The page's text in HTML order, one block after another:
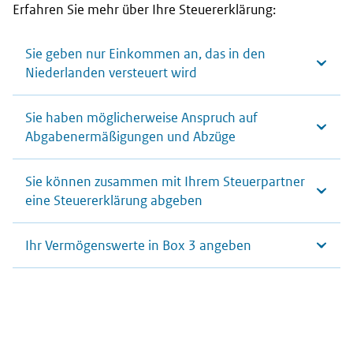
Erfahren Sie mehr über Ihre Steuererklärung:
Sie geben nur Einkommen an, das in den
Niederlanden versteuert wird
Sie haben möglicherweise Anspruch auf
Abgabenermäßigungen und Abzüge
Sie können zusammen mit Ihrem Steuerpartner
eine Steuererklärung abgeben
Ihr Vermögenswerte in Box 3 angeben